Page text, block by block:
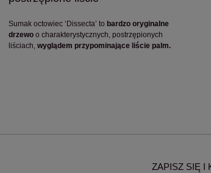
Sumak octowiec ‘Dissecta’ to bardzo oryginalne
drzewo o charakterystycznych, postrzępionych
liściach,wyglądem przypominające liście palm.
ZAPISZ SIĘ I